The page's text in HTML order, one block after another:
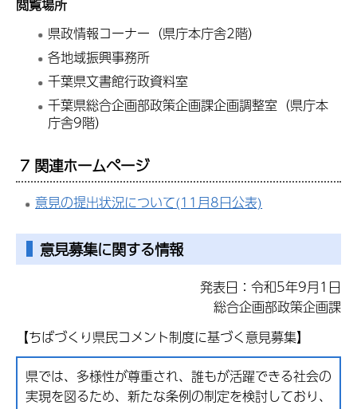
閲覧場所
県政情報コーナー（県庁本庁舎2階）
各地域振興事務所
千葉県文書館行政資料室
千葉県総合企画部政策企画課企画調整室（県庁本
庁舎9階）
7 関連ホームページ
意見の提出状況について(11月8日公表)
意見募集に関する情報
発表日：令和5年9月1日
総合企画部政策企画課
【ちばづくり県民コメント制度に基づく意見募集】
県では、多様性が尊重され、誰もが活躍できる社会の
実現を図るため、新たな条例の制定を検討しており、